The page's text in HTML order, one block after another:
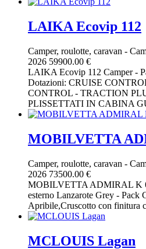
LAIKA Ecovip 112
Camper, roulotte, caravan -
2026 59900.00 €
LAIKA Ecovip 112 Camper -
Dotazioni: CRUISE
CONTROL - TRACTION
PLISSETTATI IN CABINA
MOBILVETTA
Camper, roulotte, caravan -
2026 73500.00 €
MOBILVETTA ADMIRAL K
esterno Lanzarote Grey -
Apribile,Cruscotto con finitura
MCLOUIS Lagan